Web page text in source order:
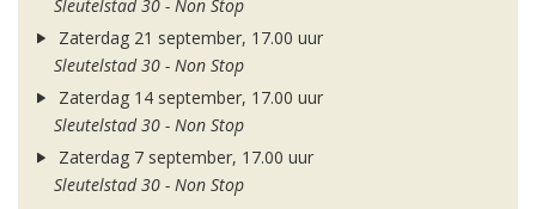
Sleutelstad 30 - Non Stop
Zaterdag 21 september, 17.00 uur
Sleutelstad 30 - Non Stop
Zaterdag 14 september, 17.00 uur
Sleutelstad 30 - Non Stop
Zaterdag 7 september, 17.00 uur
Sleutelstad 30 - Non Stop